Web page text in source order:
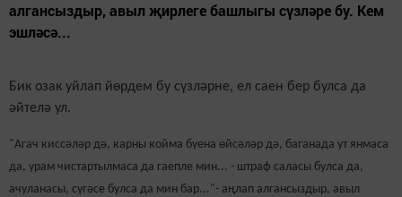
алгансыздыр, авыл җирлеге башлыгы сүзләре бу. Кем
эшләсә...
Бик озак уйлап йөрдем бу сүзләрне, ел саен бер булса да
әйтелә ул.
"Агач киссәләр дә, карны койма буена өйсәләр дә, баганада ут янмаса
да, урам чистартылмаса да гаепле мин... - штраф саласы булса да,
ачуланасы, сүгәсе булса да мин бар..."- аңлап алгансыздыр, авыл